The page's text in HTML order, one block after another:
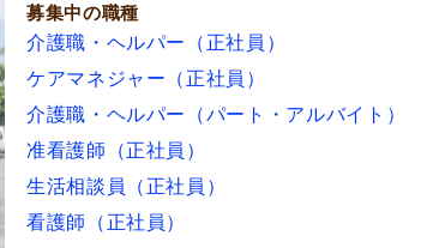
募集中の職種
介護職・ヘルパー（正社員）
ケアマネジャー（正社員）
介護職・ヘルパー（パート・アルバイト）
准看護師（正社員）
生活相談員（正社員）
看護師（正社員）